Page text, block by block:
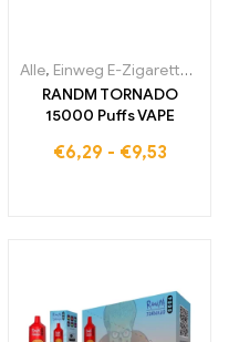
,Einweg-E-Zigaretten
Alle, Einweg E-Zigaretten
RANDM TORNADO
15000 Puffs VAPE
€6,29 - €9,53